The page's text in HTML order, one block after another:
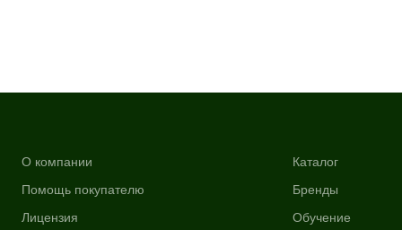
О компании
Помощь покупателю
Лицензия
Каталог
Бренды
Обучение